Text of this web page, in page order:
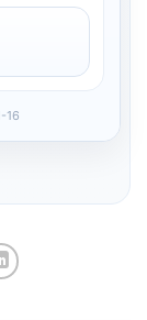
16